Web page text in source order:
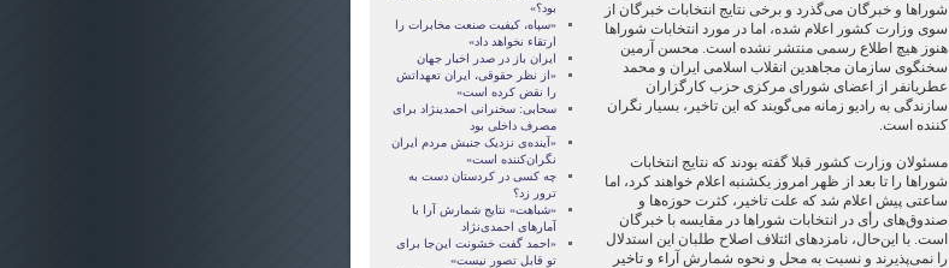
شوراها و خبرگان می‌گذرد و برخی نتايج انتخابات خبرگان از
سوی وزارت کشور اعلام شده، اما در مورد انتخابات شوراها
هنوز هيچ اطلاع رسمی منتشر نشده است. محسن آرمين
سخنگوی سازمان مجاهدین انقلاب اسلامی ایران و محمد
عطريانفر از اعضای شورای مرکزی حزب کارگزاران
سازندگی به راديو زمانه می‌گويند که اين تاخير، بسيار نگران
کننده است.
مسئولان وزارت کشور قبلا گفته بودند که نتايج انتخابات
شوراها را تا بعد از ظهر امروز يکشنبه اعلام خواهند کرد، اما
ساعتی پيش اعلام شد که علت تاخير، کثرت حوزه‌ها و
صندوق‌های رأی در انتخابات شوراها در مقايسه با خبرگان
است. با اين‌حال، نامزدهای ائتلاف اصلاح طلبان اين استدلال
را نمی‌پذيرند و نسبت به محل و نحوه شمارش آراء و تاخير
بود؟»
«سپاه، کیفیت صنعت مخابرات را
ارتقاء نخواهد داد»
ایران باز در صدر اخبار جهان
«از نظر حقوقی، ایران تعهداتش
را نقض کرده است»
سحابی: سخنرانی احمدی‏نژاد برای
مصرف داخلی بود
«آینده‌ی نزدیک جنبش مردم ایران
نگران‌کننده است»
چه کسی در کردستان دست به
ترور زد؟
«شباهت» نتایج شمارش آرا با
آمارهای احمدی‌نژاد
«احمد گفت خشونت این‌جا برای
تو قابل تصور نیست»